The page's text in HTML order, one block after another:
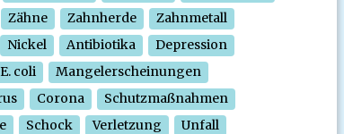
Zähne Zahnherde
Zahnmetall
Nickel Antibiotika
Depression
E. coli
Mangelerscheinungen
Corona
Schutzmaßnahmen
Schock Verletzung
Unfall